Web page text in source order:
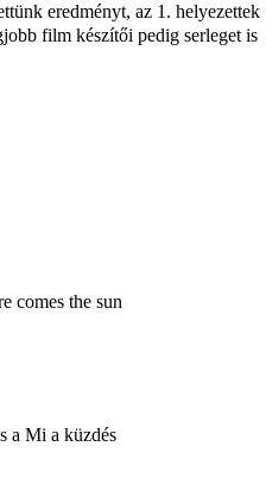
eredményt, az 1. helyezettek
film készítői pedig serleget is
comes the sun
a Mi a küzdés